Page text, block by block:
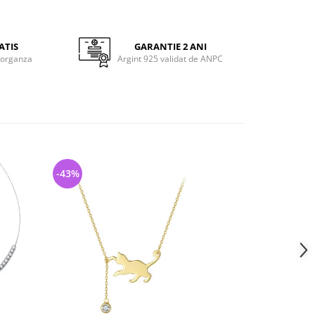
GARANTIE 2 ANI
Argint 925 validat de ANPC
-43%